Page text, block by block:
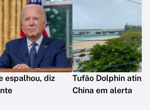
espalhou, diz
Tufão Dolphin
China em alerta